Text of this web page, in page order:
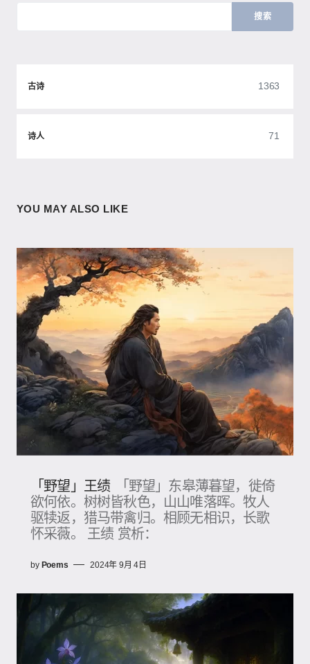
搜索
古诗 1363
诗人 71
YOU MAY ALSO LIKE
「野望」王绩
「野望」东皋薄暮望，徙倚
欲何依。树树皆秋色，山山唯落晖。牧人
驱犊返，猎马带禽归。相顾无相识，长歌
怀采薇。 王绩 赏析：
by Poems 2024年 9月 4日